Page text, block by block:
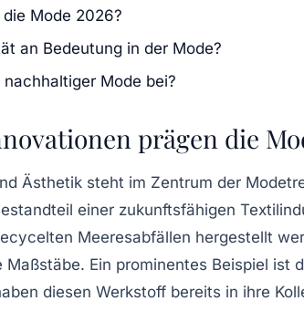
Mode 2026?
an Bedeutung in der Mode?
Mode bei?
prägen die
Ästhetik steht im Zentrum der
einer zukunftsfähigen
Meeresabfällen hergestellt
Ein prominentes Beispiel
diesen Werkstoff bereits in ihre